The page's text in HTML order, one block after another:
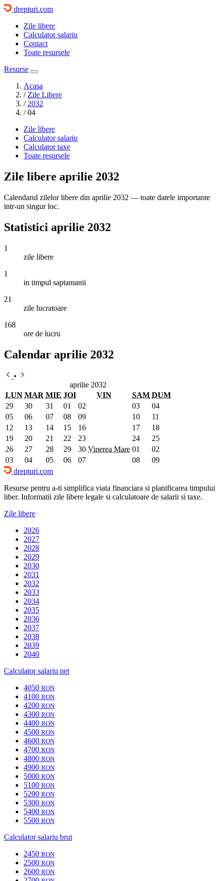
drepturi.com
Zile libere
Calculator salariu
Contact
Toate resursele
Resurse
Acasa
/ Zile Libere
/ 2032
/ 04
Zile libere
Calculator salariu
Calculator taxe
Toate resursele
Zile libere aprilie 2032
Calendarul zilelor libere din aprilie 2032 — toate datele importante
intr-un singur loc.
Statistici aprilie 2032
1
zile libere
1
in timpul saptamanii
21
zile lucratoare
168
ore de lucru
Calendar aprilie 2032
•
aprilie 2032
LUN MAR MIE JOI VIN SAM DUM
29
30 31 01 02 03
04
05
06 07 08 09 10
11
12
13 14 15 16 17
18
19
20 21 22 23 24
25
26
27 28 29 30 Vinerea Mare 01
02
03
04 05 06 07 08
09
drepturi.com
Resurse pentru a-ti simplifica viata financiara si planificarea timpului
liber. Informatii zile libere legale si calculatoare de salarii si taxe.
Zile libere
2026
2027
2028
2029
2030
2031
2032
2033
2034
2035
2036
2037
2038
2039
2040
Calculator salariu net
4050 RON
4100 RON
4200 RON
4300 RON
4400 RON
4500 RON
4600 RON
4700 RON
4800 RON
4900 RON
5000 RON
5100 RON
5200 RON
5300 RON
5400 RON
5500 RON
Calculator salariu brut
2450 RON
2500 RON
2600 RON